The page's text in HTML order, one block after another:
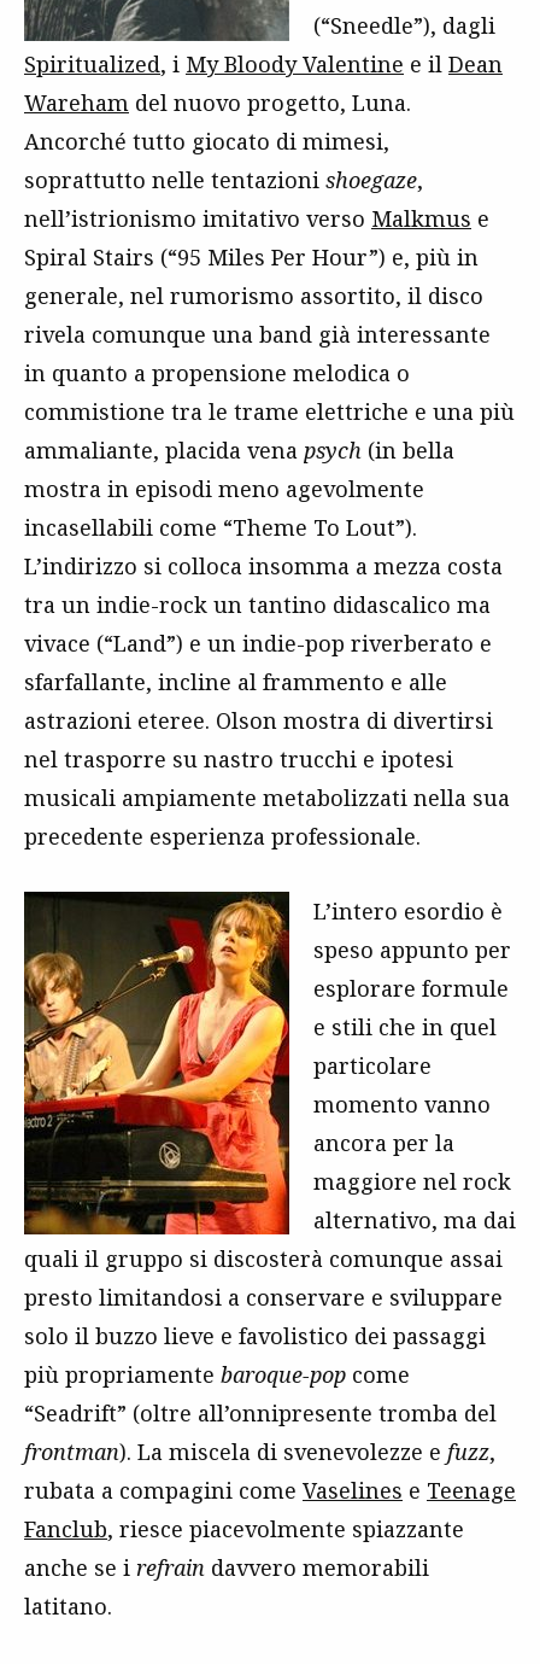
(“Sneedle”), dagli
Spiritualized, i My Bloody Valentine e il Dean
Wareham del nuovo progetto, Luna.
Ancorché tutto giocato di mimesi,
soprattutto nelle tentazioni shoegaze,
nell’istrionismo imitativo verso Malkmus e
Spiral Stairs (“95 Miles Per Hour”) e, più in
generale, nel rumorismo assortito, il disco
rivela comunque una band già interessante
in quanto a propensione melodica o
commistione tra le trame elettriche e una più
ammaliante, placida vena psych (in bella
mostra in episodi meno agevolmente
incasellabili come “Theme To Lout”).
L’indirizzo si colloca insomma a mezza costa
tra un indie-rock un tantino didascalico ma
vivace (“Land”) e un indie-pop riverberato e
sfarfallante, incline al frammento e alle
astrazioni eteree. Olson mostra di divertirsi
nel trasporre su nastro trucchi e ipotesi
musicali ampiamente metabolizzati nella sua
precedente esperienza professionale.
L’intero esordio è
speso appunto per
esplorare formule
e stili che in quel
particolare
momento vanno
ancora per la
maggiore nel rock
alternativo, ma dai
quali il gruppo si discosterà comunque assai
presto limitandosi a conservare e sviluppare
solo il buzzo lieve e favolistico dei passaggi
più propriamente baroque-pop come
“Seadrift” (oltre all’onnipresente tromba del
frontman). La miscela di svenevolezze e fuzz,
rubata a compagini come Vaselines e Teenage
Fanclub, riesce piacevolmente spiazzante
anche se i refrain davvero memorabili
latitano.